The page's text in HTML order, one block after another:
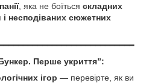
, яка не боїться складних
і несподіваних сюжетних
Перше укриття”:
ігор — перевірте, як ви